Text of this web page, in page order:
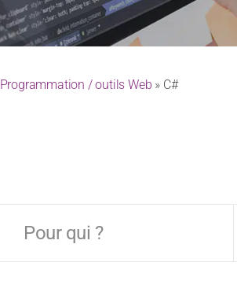
Programmation / outils Web » C#
Pour qui ?